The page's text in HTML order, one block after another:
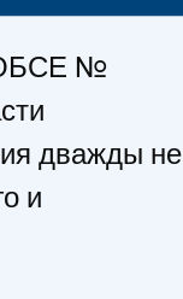
№
дважды не
и